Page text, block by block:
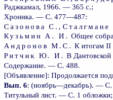
Раджкамал, 1966. — 365 с.;
Хроника. — С. 477—487:
Сазонова С. ,Сталгмане
Кузьмин А. И. Общее
Андронов М.С. К итогам
Ритчик Ю. И. В
Содержание. — С. 488.
[Объявление]: Продолжается
Вып. 6: (ноябрь—декабрь). —
Титульный лист. — С. 1 обложки;